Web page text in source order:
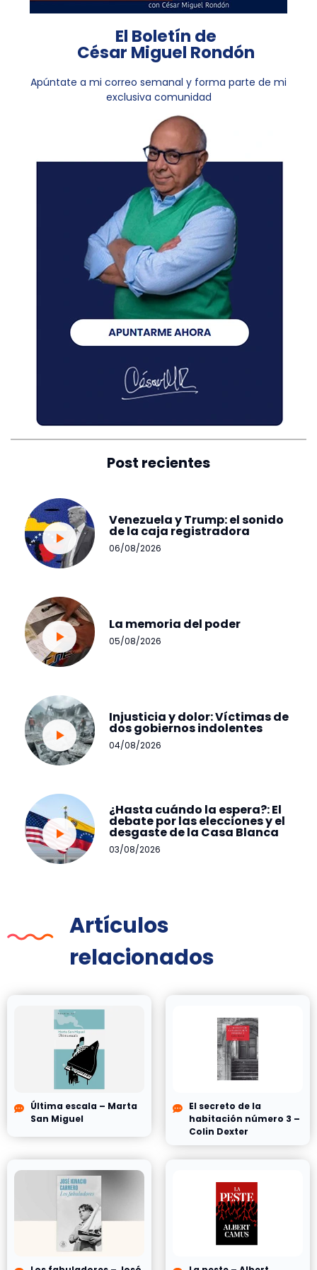
El Boletín de
César Miguel Rondón
Apúntate a mi correo semanal y forma parte de mi
exclusiva comunidad
Post recientes
Venezuela y Trump: el sonido
de la caja registradora
06/08/2026
La memoria del poder
05/08/2026
Injusticia y dolor: Víctimas de
dos gobiernos indolentes
04/08/2026
¿Hasta cuándo la espera?: El
debate por las elecciones y el
desgaste de la Casa Blanca
03/08/2026
Artículos
relacionados
Última escala – Marta
San Miguel
El secreto de la
habitación número 3 –
Colin Dexter